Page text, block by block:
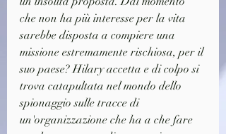
che non ha più interesse per la vita
sarebbe disposta a compiere una
missione estremamente rischiosa, per il
suo paese? Hilary accetta e di colpo si
trova catapultata nel mondo dello
spionaggio sulle tracce di
un'organizzazione che ha a che fare